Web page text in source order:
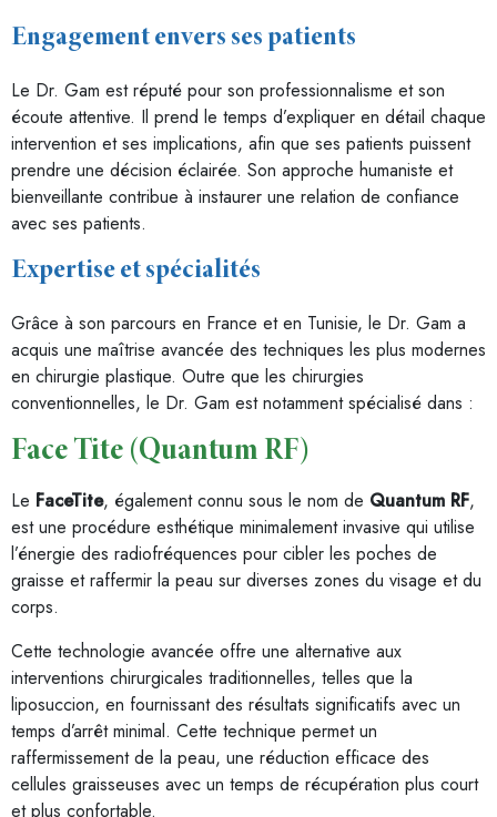
Engagement envers ses patients
Le Dr. Gam est réputé pour son professionnalisme et son
écoute attentive. Il prend le temps d’expliquer en détail chaque
intervention et ses implications, afin que ses patients puissent
prendre une décision éclairée. Son approche humaniste et
bienveillante contribue à instaurer une relation de confiance
avec ses patients.
Expertise et spécialités
Grâce à son parcours en France et en Tunisie, le Dr. Gam a
acquis une maîtrise avancée des techniques les plus modernes
en chirurgie plastique. Outre que les chirurgies
conventionnelles, le Dr. Gam est notamment spécialisé dans :
Face Tite (Quantum RF)
Le FaceTite, également connu sous le nom de Quantum RF,
est une procédure esthétique minimalement invasive qui utilise
l’énergie des radiofréquences pour cibler les poches de
graisse et raffermir la peau sur diverses zones du visage et du
corps.
Cette technologie avancée offre une alternative aux
interventions chirurgicales traditionnelles, telles que la
liposuccion, en fournissant des résultats significatifs avec un
temps d’arrêt minimal. Cette technique permet un
raffermissement de la peau, une réduction efficace des
cellules graisseuses avec un temps de récupération plus court
et plus confortable.